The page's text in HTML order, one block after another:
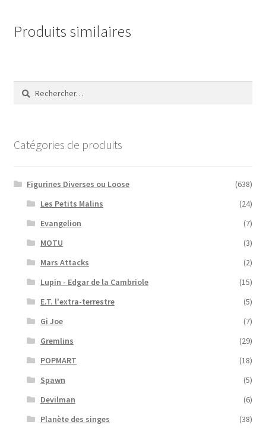
Produits similaires
Rechercher :
Catégories de produits
Figurines Diverses ou Loose
(638)
Les Petits Malins
(24)
Evangelion
(7)
MOTU
(3)
Mars Attacks
(2)
Lupin - Edgar de la Cambriole
(15)
E.T. l'extra-terrestre
(5)
Gi Joe
(7)
Gremlins
(29)
POPMART
(18)
Spawn
(5)
Devilman
(6)
Planète des singes
(38)